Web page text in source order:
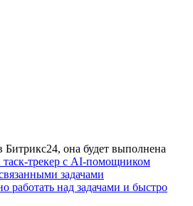
Битрикс24, она будет выполнена
трекер с AI-помощником
задачами
работать над задачами и быстро